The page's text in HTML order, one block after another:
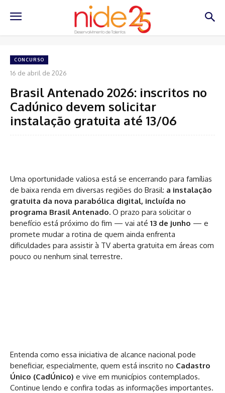
CONCURSO
16 de abril de 2026
Brasil Antenado 2026: inscritos no
Cadúnico devem solicitar
instalação gratuita até 13/06
Uma oportunidade valiosa está se encerrando para famílias
de baixa renda em diversas regiões do Brasil: a instalação
gratuita da nova parabólica digital, incluída no
programa Brasil Antenado. O prazo para solicitar o
benefício está próximo do fim — vai até 13 de junho — e
promete mudar a rotina de quem ainda enfrenta
dificuldades para assistir à TV aberta gratuita em áreas com
pouco ou nenhum sinal terrestre.
Entenda como essa iniciativa de alcance nacional pode
beneficiar, especialmente, quem está inscrito no Cadastro
Único (CadÚnico) e vive em municípios contemplados.
Continue lendo e confira todas as informações importantes.